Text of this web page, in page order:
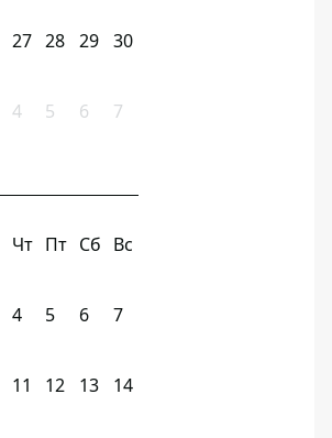
27 28 29 30
4 5 6 7
Чт Пт Сб Вс
4 5 6 7
11 12 13 14